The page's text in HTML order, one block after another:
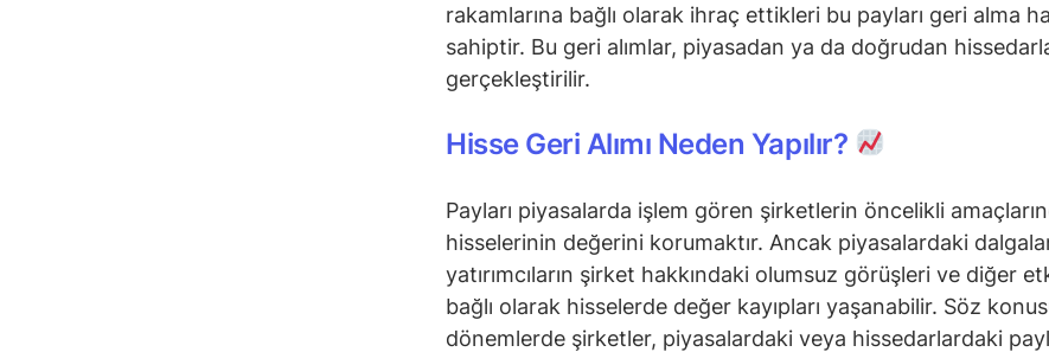
rakamlarına bağlı olarak ihraç ettikleri bu payları geri alma
sahiptir. Bu geri alımlar, piyasadan ya da doğrudan
gerçekleştirilir.
Hisse Geri Alımı Neden Yapılır?
Payları piyasalarda işlem gören şirketlerin öncelikli
hisselerinin değerini korumaktır. Ancak piyasalardaki
yatırımcıların şirket hakkındaki olumsuz görüşleri ve diğer
bağlı olarak hisselerde değer kayıpları yaşanabilir. Söz
dönemlerde şirketler, piyasalardaki veya hissedarlardaki